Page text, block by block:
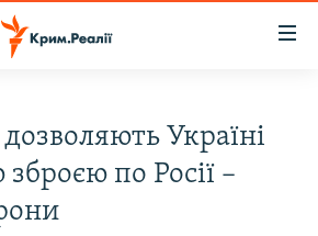
Україні
по Росії –